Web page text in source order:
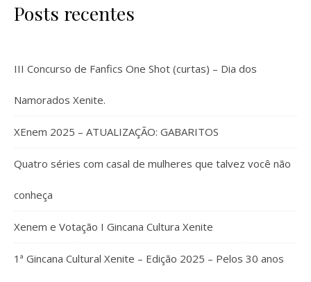
Posts recentes
III Concurso de Fanfics One Shot (curtas) – Dia dos
Namorados Xenite.
XEnem 2025 – ATUALIZAÇÃO: GABARITOS
Quatro séries com casal de mulheres que talvez você não
conheça
Xenem e Votação I Gincana Cultura Xenite
1ª Gincana Cultural Xenite – Edição 2025 – Pelos 30 anos